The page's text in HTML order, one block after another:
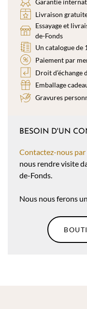
Garantie
Livraison
Essayage et
de-Fonds
Un catalogue de
Paiement par
Droit d’échange
Emballage
Gravures
BESOIN D'UN
Contactez-nous
nous rendre visite
de-Fonds.
Nous nous ferons